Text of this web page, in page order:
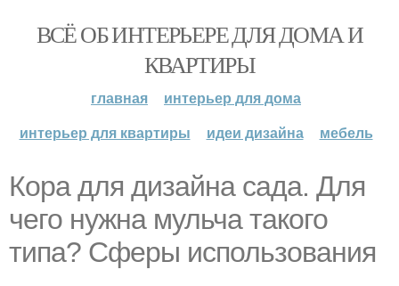
ВСЁ ОБ ИНТЕРЬЕРЕ ДЛЯ ДОМА И
КВАРТИРЫ
главная
интерьер для дома
интерьер для квартиры
идеи дизайна мебель
Кора для дизайна сада. Для
чего нужна мульча такого
типа? Сферы использования